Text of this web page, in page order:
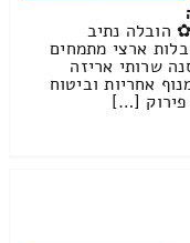
הובלה נתיב
ארצי מתמחים
שרותי אריזה
אחריות וביטוח
פירוק […]